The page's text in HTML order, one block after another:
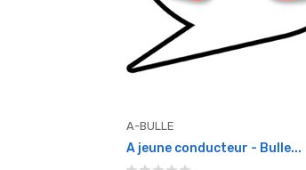
A-BULLE
A jeune conducteur - Bulle...